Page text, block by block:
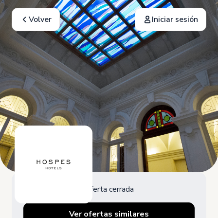
Volver Iniciar sesión
Oferta cerrada
Ver ofertas similares